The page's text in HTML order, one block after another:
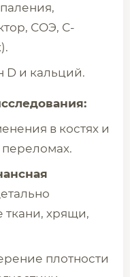
СОЭ, С-
D и кальций.
в костях и
переломах.
ткани, хрящи,
плотности